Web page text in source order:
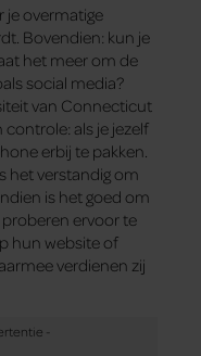
je overmatige
Bovendien: kun je
het meer om de
social media?
van Connecticut
als je jezelf
erbij te pakken.
het verstandig om
is het goed om
ervoor te
hun website of
verdienen zij